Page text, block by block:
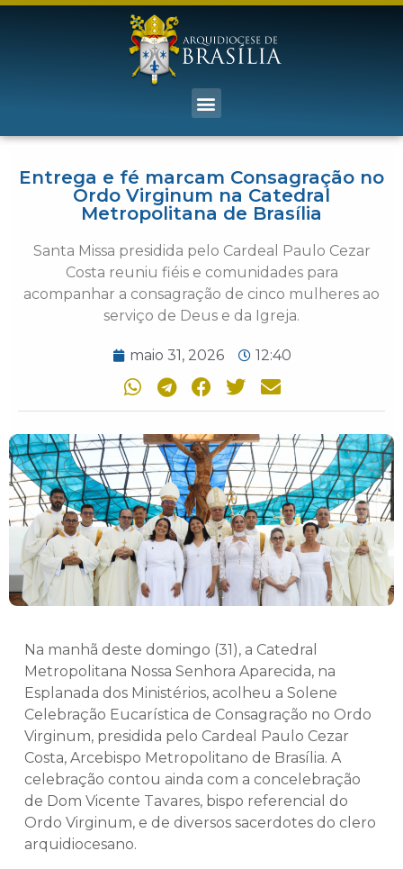
Entrega e fé marcam Consagração no
Ordo Virginum na Catedral
Metropolitana de Brasília
Santa Missa presidida pelo Cardeal Paulo Cezar
Costa reuniu fiéis e comunidades para
acompanhar a consagração de cinco mulheres ao
serviço de Deus e da Igreja.
maio 31, 2026 12:40
Na manhã deste domingo (31), a Catedral
Metropolitana Nossa Senhora Aparecida, na
Esplanada dos Ministérios, acolheu a Solene
Celebração Eucarística de Consagração no Ordo
Virginum, presidida pelo Cardeal Paulo Cezar
Costa, Arcebispo Metropolitano de Brasília. A
celebração contou ainda com a concelebração
de Dom Vicente Tavares, bispo referencial do
Ordo Virginum, e de diversos sacerdotes do clero
arquidiocesano.